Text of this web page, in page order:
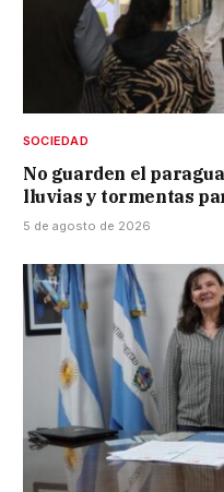
SOCIEDAD
No guarden el
lluvias y tormentas
5 de agosto de 2026